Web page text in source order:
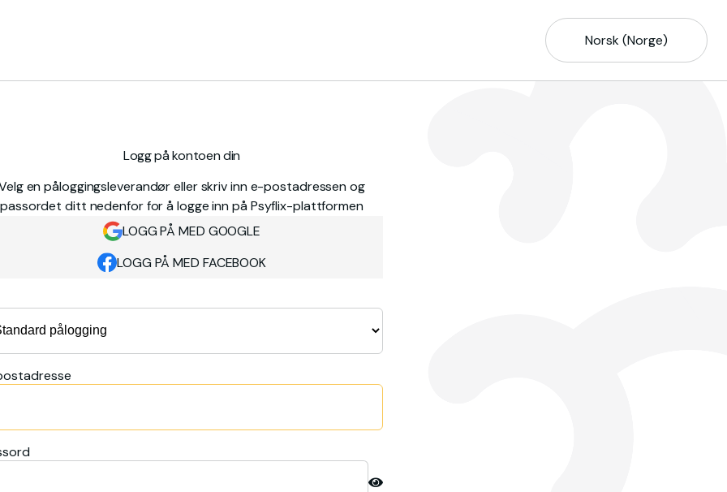
Norsk (Norge)
Logg på kontoen din
en påloggingsleverandør eller skriv inn e-postadressen og
passordet ditt nedenfor for å logge inn på Psyflix-plattformen
LOGG PÅ MED GOOGLE
LOGG PÅ MED FACEBOOK